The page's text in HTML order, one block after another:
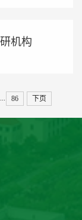
机构
86 下页